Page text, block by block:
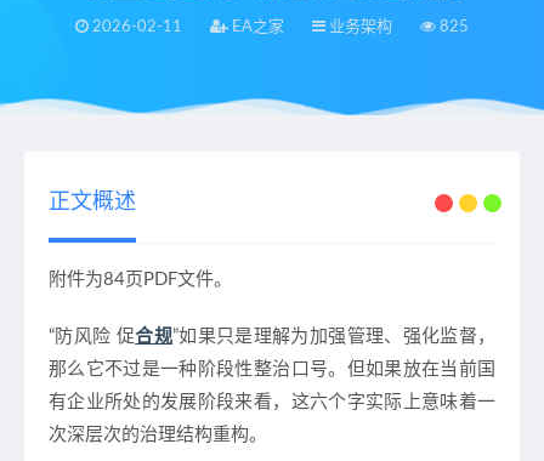
2026-02-11 EA之家 业务架构 825
正文概述
附件为84页PDF文件。
“防风险 促合规”如果只是理解为加强管理、强化监督，
那么它不过是一种阶段性整治口号。但如果放在当前国
有企业所处的发展阶段来看，这六个字实际上意味着一
次深层次的治理结构重构。